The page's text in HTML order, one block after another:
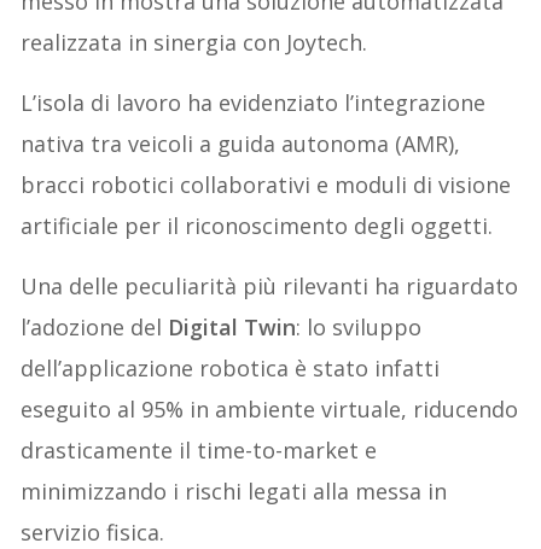
realizzata in sinergia con Joytech.
L’isola di lavoro ha evidenziato l’integrazione
nativa tra veicoli a guida autonoma (AMR),
bracci robotici collaborativi e moduli di visione
artificiale per il riconoscimento degli oggetti.
Una delle peculiarità più rilevanti ha riguardato
l’adozione del Digital Twin: lo sviluppo
dell’applicazione robotica è stato infatti
eseguito al 95% in ambiente virtuale, riducendo
drasticamente il time-to-market e
minimizzando i rischi legati alla messa in
servizio fisica.